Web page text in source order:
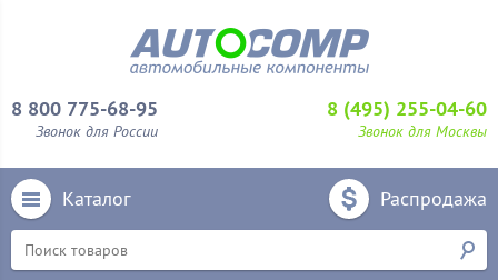
8 800 775-68-95
Звонок для России
8 (495) 255-04-60
Звонок для Москвы
Каталог Распродажа